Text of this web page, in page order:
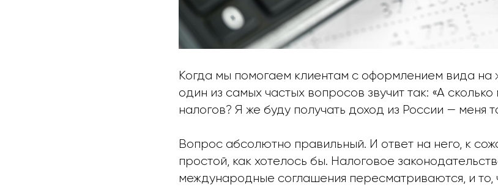
Когда мы помогаем клиентам с оформлением вида на
один из самых частых вопросов звучит так: «А
налогов? Я же буду получать доход из России — меня
Вопрос абсолютно правильный. И ответ на него, к
простой, как хотелось бы. Налоговое
международные соглашения пересматриваются, и то,